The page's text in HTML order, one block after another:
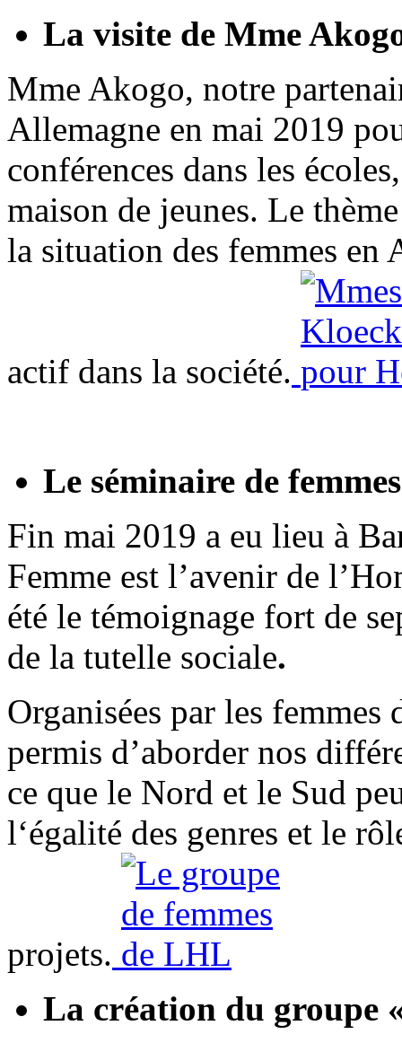
La visite de Mme
Mme Akogo, notre
Allemagne en mai 2019
conférences dans les
maison de jeunes. Le
la situation des femmes en
actif dans la société.
Le séminaire de
Fin mai 2019 a eu lieu à
Femme est l’avenir de
été le témoignage fort de
de la tutelle sociale.
Organisées par les
permis d’aborder nos
ce que le Nord et le Sud
l‘égalité des genres et le
projets.
La création du groupe